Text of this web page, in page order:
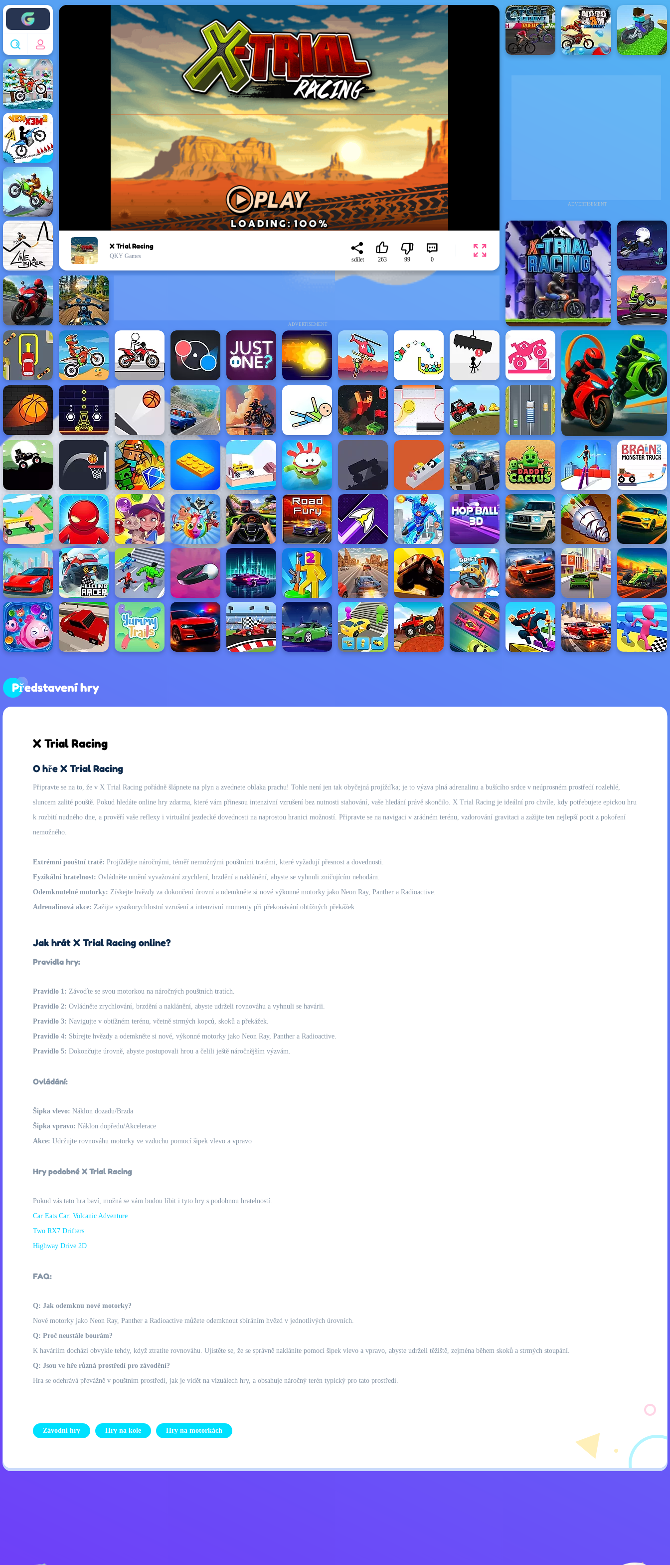
Enjoy4fun
ADVERTISEMENT
ADVERTISEMENT
X Trial Racing
QKY Games
sdílet 263 99 0
Představení hry
X Trial Racing
O hře X Trial Racing
Připravte se na to, že v X Trial Racing pořádně šlápnete na plyn a zvednete oblaka prachu! Tohle není jen tak obyčejná projížďka; je to výzva plná adrenalinu a bušícího srdce v neúprosném prostředí rozlehlé,
sluncem zalité pouště. Pokud hledáte online hry zdarma, které vám přinesou intenzivní vzrušení bez nutnosti stahování, vaše hledání právě skončilo. X Trial Racing je ideální pro chvíle, kdy potřebujete epickou hru
k rozbití nudného dne, a prověří vaše reflexy i virtuální jezdecké dovednosti na naprostou hranici možností. Připravte se na navigaci v zrádném terénu, vzdorování gravitaci a zažijte ten nejlepší pocit z pokoření
nemožného.
Extrémní pouštní tratě: Projíždějte náročnými, téměř nemožnými pouštními tratěmi, které vyžadují přesnost a dovednosti.
Fyzikální hratelnost: Ovládněte umění vyvažování zrychlení, brzdění a naklánění, abyste se vyhnuli zničujícím nehodám.
Odemknutelné motorky: Získejte hvězdy za dokončení úrovní a odemkněte si nové výkonné motorky jako Neon Ray, Panther a Radioactive.
Adrenalinová akce: Zažijte vysokorychlostní vzrušení a intenzivní momenty při překonávání obtížných překážek.
Jak hrát X Trial Racing online?
Pravidla hry:
Pravidlo 1: Závoďte se svou motorkou na náročných pouštních tratích.
Pravidlo 2: Ovládněte zrychlování, brzdění a naklánění, abyste udrželi rovnováhu a vyhnuli se havárii.
Pravidlo 3: Navigujte v obtížném terénu, včetně strmých kopců, skoků a překážek.
Pravidlo 4: Sbírejte hvězdy a odemkněte si nové, výkonné motorky jako Neon Ray, Panther a Radioactive.
Pravidlo 5: Dokončujte úrovně, abyste postupovali hrou a čelili ještě náročnějším výzvám.
Ovládání:
Šipka vlevo: Náklon dozadu/Brzda
Šipka vpravo: Náklon dopředu/Akcelerace
Akce: Udržujte rovnováhu motorky ve vzduchu pomocí šipek vlevo a vpravo
Hry podobné X Trial Racing
Pokud vás tato hra baví, možná se vám budou líbit i tyto hry s podobnou hratelností.
Car Eats Car: Volcanic Adventure
Two RX7 Drifters
Highway Drive 2D
FAQ:
Q: Jak odemknu nové motorky?
Nové motorky jako Neon Ray, Panther a Radioactive můžete odemknout sbíráním hvězd v jednotlivých úrovních.
Q: Proč neustále bourám?
K haváriím dochází obvykle tehdy, když ztratíte rovnováhu. Ujistěte se, že se správně nakláníte pomocí šipek vlevo a vpravo, abyste udrželi těžiště, zejména během skoků a strmých stoupání.
Q: Jsou ve hře různá prostředí pro závodění?
Hra se odehrává převážně v pouštním prostředí, jak je vidět na vizuálech hry, a obsahuje náročný terén typický pro tato prostředí.
Závodní hry Hry na kole Hry na motorkách